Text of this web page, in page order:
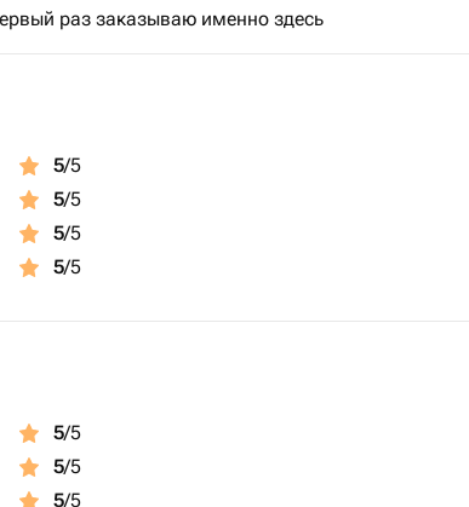
раз заказываю именно здесь
5/5
5/5
5/5
5/5
5/5
5/5
5/5